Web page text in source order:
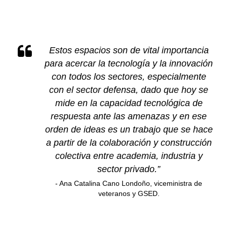
Estos espacios son de vital importancia
para acercar la tecnología y la innovación
con todos los sectores, especialmente
con el sector defensa, dado que hoy se
mide en la capacidad tecnológica de
respuesta ante las amenazas y en ese
orden de ideas es un trabajo que se hace
a partir de la colaboración y construcción
colectiva entre academia, industria y
sector privado.”
Ana Catalina Cano Londoño, viceministra de
veteranos y GSED.